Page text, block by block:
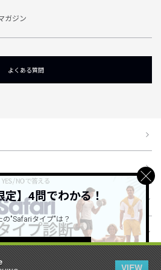
VIEW
ガジン
よくある質問
定】4問でわかる！
の"Safariタイプ"は？
くはこちら ＞